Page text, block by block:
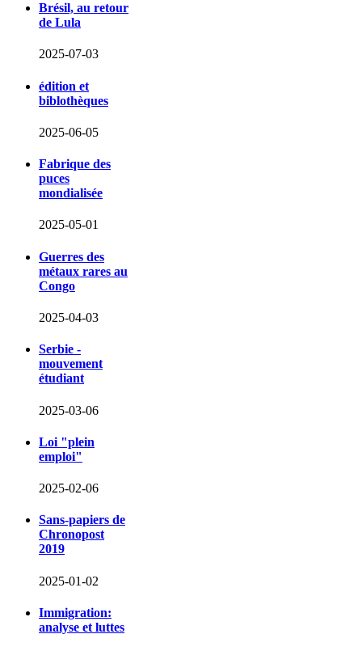
Brésil, au retour
de Lula
2025-07-03
édition et
biblothèques
2025-06-05
Fabrique des
puces
mondialisée
2025-05-01
Guerres des
métaux rares au
Congo
2025-04-03
Serbie -
mouvement
étudiant
2025-03-06
Loi "plein
emploi"
2025-02-06
Sans-papiers de
Chronopost
2019
2025-01-02
Immigration:
analyse et luttes